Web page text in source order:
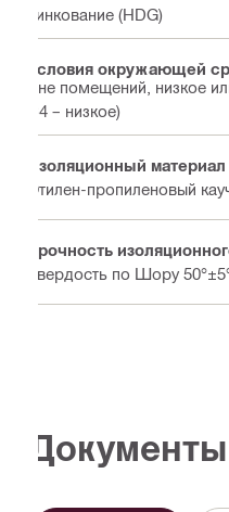
цинкование (HDG)
Условия окружающей
Вне помещений, низкое
C4 – низкое)
Изоляционный материал
Этилен-пропиленовый
Прочность
Твердость по Шору
Документы